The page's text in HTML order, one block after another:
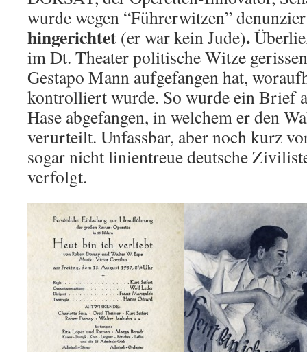
wurde wegen “Führerwitzen”
hingerichtet (er war kein Jude).
im Dt. Theater politische Witze
Gestapo Mann aufgefangen hat,
kontrolliert wurde. So wurde ein Brief
Hase abgefangen, in welchem er den
verurteilt. Unfassbar, aber noch kurz
sogar nicht linientreue deutsche
verfolgt.